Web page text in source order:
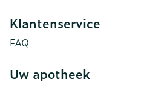
Klantenservice
FAQ
Uw apotheek